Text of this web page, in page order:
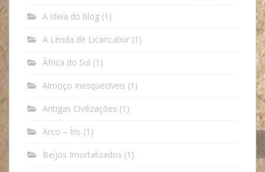
A ideia do blog (1)
A Lenda de Licancabur (1)
África do Sul (1)
Almoço Inesquecíveis (1)
Antigas Civilizações (1)
Arco – Íris (1)
Beijos Imortalizados (1)